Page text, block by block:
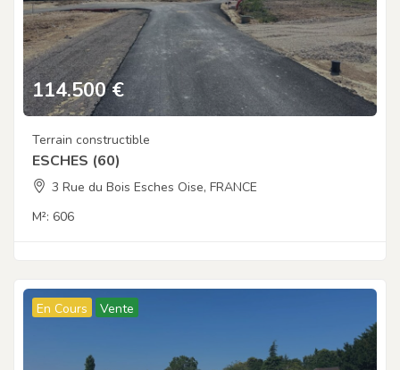
114.500 €
Terrain constructible
ESCHES (60)
3 Rue du Bois Esches Oise, FRANCE
M²: 606
En Cours Vente